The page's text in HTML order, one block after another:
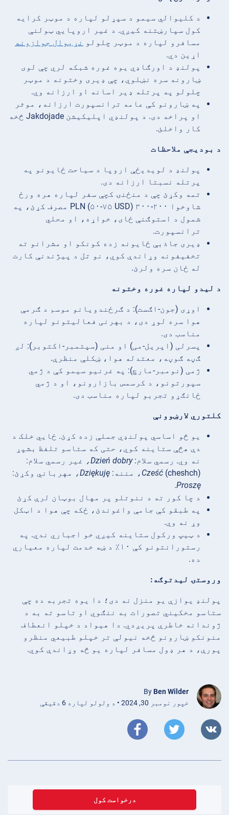
د کلیوالي سیمو د سپړلو لپاره د موټر کرایه
کول سپارښتنه کیږي. د غیر اروپايي ټولنې
مسافرو لپاره د موټر چلولو نړیوال جوازونه
اړین دي.
پولنډ د اورګاډي یوه غوره شبکه لري چې لوی
ښارونه سره نښلوي، چې ډیری وختونه د موټر
چلولو په پرتله ډیر اسانه او ارزانه وي.
په ښارونو کې عامه ترانسپورت ارزانه، موثر
او پراخه دی. د پولنډي اپلیکیشن Jakdojade څخه
کار واخلئ.
د بودیجې ملاحظات
پولنډ د لویدیځې اروپا د سیاحت ځایونو په
پرتله نسبتا ارزانه دی.
تمه وکړئ چې د منځنۍ کچې سفر لپاره هره ورځ
شاوخوا ۲۰۰-۳۰۰ PLN (۵۰-۷۵ USD) مصرف کړئ، په
شمول د استوګنې ځای، خواړه، او محلي
ترانسپورت.
ډیری جاذبې ځایونه زده کونکو او مشرانو ته
تخفیفونه وړاندې کوي، نو تل د پیژندنې کارت
له ځان سره ولرئ.
د لیدو لپاره غوره وختونه
اوړی (جون-اګست): د ګرځندویانو موسم د ګرمې
هوا سره لوړ دی، د بهرنی فعالیتونو لپاره
مناسب دی.
پسرلی (اپریل-می) او منی (سپتمبر-اکتوبر): لږ
ګڼه ګوڼه، معتدله هوا، ښکلې منظرې.
ژمی (نومبر-مارچ): په غرنیو سیمو کې د ژمي
سپورتونو، د کرسمس بازارونو، او د ژمي
ځانګړو تجربو لپاره مناسب دی.
کلتوري لارښوونې
یو څو اساسي پولنډي جملې زده کړئ. ځايي خلک د
دې هڅې ستاینه کوي، حتی که ستاسو تلفظ بشپړ
نه وي. رسمي سلام:Dzień dobry،
غیر رسمي سلام:
Cześć (cheshch)، مننه: Dziękuję،
مهرباني وکړئ:
Proszę
.
د چا کور ته د ننوتلو پر مهال بوټان لرې کړئ
په طبقو کې جامې واغوندئ، ځکه چې هوا د اټکل
وړ نه وي.
د ټیپ ورکول ستاینه کیږي خو اجباري ندي. په
رستورانتونو کې ۱۰٪ د ښه خدمت لپاره معیاري
ده.
وروستۍ ليدتوګه:
پولنډ یوازې یو منزل نه دی؛ دا یوه تجربه ده چې
ستاسو مخکیني تصورات به ننګوي او تاسو ته به د
ژوندانه خاطرې پریږدي. دا هیواد د خپلو انعطاف
منونکو ښارونو څخه نیولې تر خپلو طبیعي منظرو
پورې، د هر ډول مسافر لپاره یو څه وړاندې کوي.
By Ben Wilder
خپور نومبر 30, 2024 • د ولولو لپاره 6 دقیقې
درخواست کول